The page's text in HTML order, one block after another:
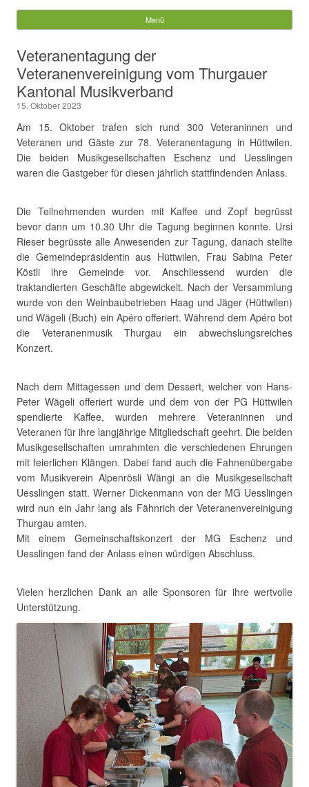
MG Uesslingen
nach:
Menü
Veteranentagung der
Veteranenvereinigung vom Thurgauer
Kantonal Musikverband
15. Oktober 2023
Am 15. Oktober trafen sich rund 300 Veteraninnen und
Veteranen und Gäste zur 78. Veteranentagung in Hüttwilen.
Die beiden Musikgesellschaften Eschenz und Uesslingen
waren die Gastgeber für diesen jährlich stattfindenden Anlass.
Die Teilnehmenden wurden mit Kaffee und Zopf begrüsst
bevor dann um 10.30 Uhr die Tagung beginnen konnte. Ursi
Rieser begrüsste alle Anwesenden zur Tagung, danach stellte
die Gemeindepräsidentin aus Hüttwilen, Frau Sabina Peter
Köstli ihre Gemeinde vor. Anschliessend wurden die
traktandierten Geschäfte abgewickelt. Nach der Versammlung
wurde von den Weinbaubetrieben Haag und Jäger (Hüttwilen)
und Wägeli (Buch) ein Apéro offeriert. Während dem Apéro bot
die Veteranenmusik Thurgau ein abwechslungsreiches
Konzert.
Nach dem Mittagessen und dem Dessert, welcher von Hans-
Peter Wägeli offeriert wurde und dem von der PG Hüttwilen
spendierte Kaffee, wurden mehrere Veteraninnen und
Veteranen für ihre langjährige Mitgliedschaft geehrt. Die beiden
Musikgesellschaften umrahmten die verschiedenen Ehrungen
mit feierlichen Klängen. Dabei fand auch die Fahnenübergabe
vom Musikverein Alpenrösli Wängi an die Musikgesellschaft
Uesslingen statt. Werner Dickenmann von der MG Uesslingen
wird nun ein Jahr lang als Fähnrich der Veteranenvereinigung
Thurgau amten.
Mit einem Gemeinschaftskonzert der MG Eschenz und
Uesslingen fand der Anlass einen würdigen Abschluss.
Vielen herzlichen Dank an alle Sponsoren für ihre wertvolle
Unterstützung.